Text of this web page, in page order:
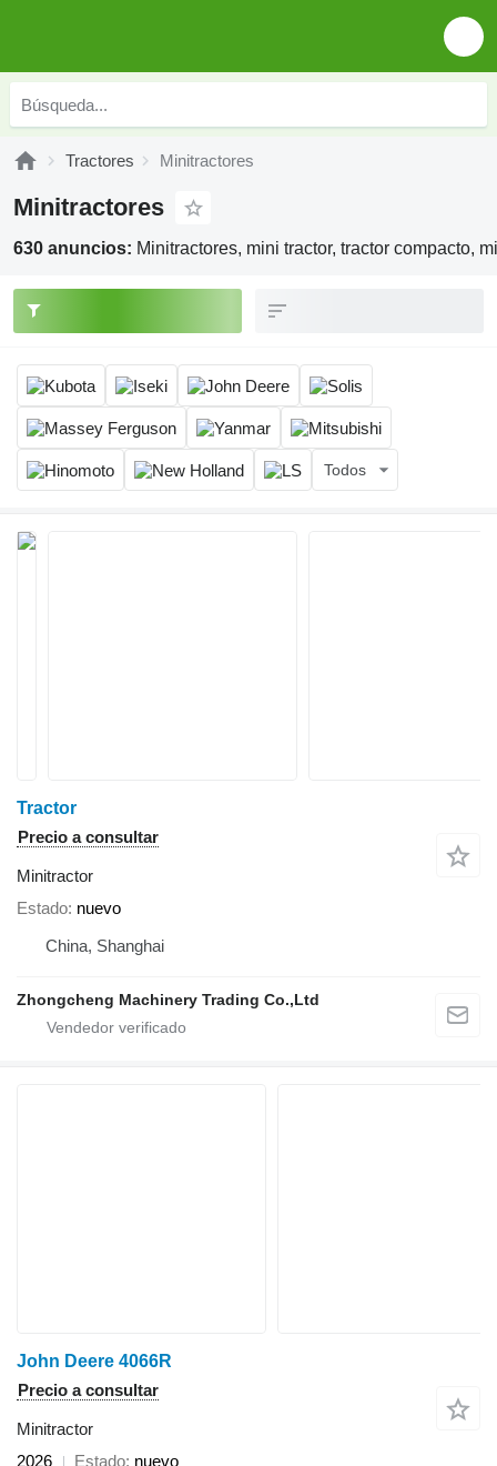
Tractores Minitractores
Minitractores
630 anuncios: Minitractores, mini tractor, tractor compacto,
Todos
Tractor
Precio a consultar
Minitractor
Estado nuevo
China, Shanghai
Zhongcheng Machinery Trading Co.,Ltd
John Deere 4066R
Precio a consultar
Minitractor
2026
Estado nuevo